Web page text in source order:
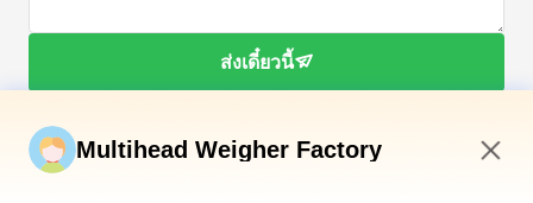
ส่งเดี๋ยวนี้
Multihead Weigher Factory